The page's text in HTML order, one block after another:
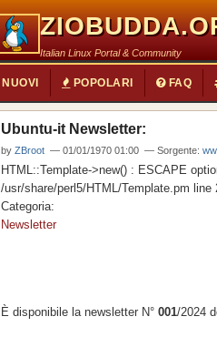
Italian Linux Portal & Community
NUOVI POPOLARI FAQ
Ubuntu-it Newsletter:
by ZBroot — 01/01/1970 01:00 — Sorgente:
HTML::Template->new() : ESCAPE
/usr/share/perl5/HTML/Template.pm line
Categoria:
Newsletter
È disponibile la newsletter N° 001/2024